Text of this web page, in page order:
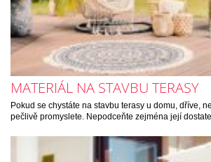
MATERIÁL NA STAVBU TERASY
Pokud se chystáte na stavbu terasy u domu, dříve,
pečlivě promyslete. Nepodceňte zejména její